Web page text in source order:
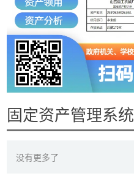
固定资产管理系统
没有更多了